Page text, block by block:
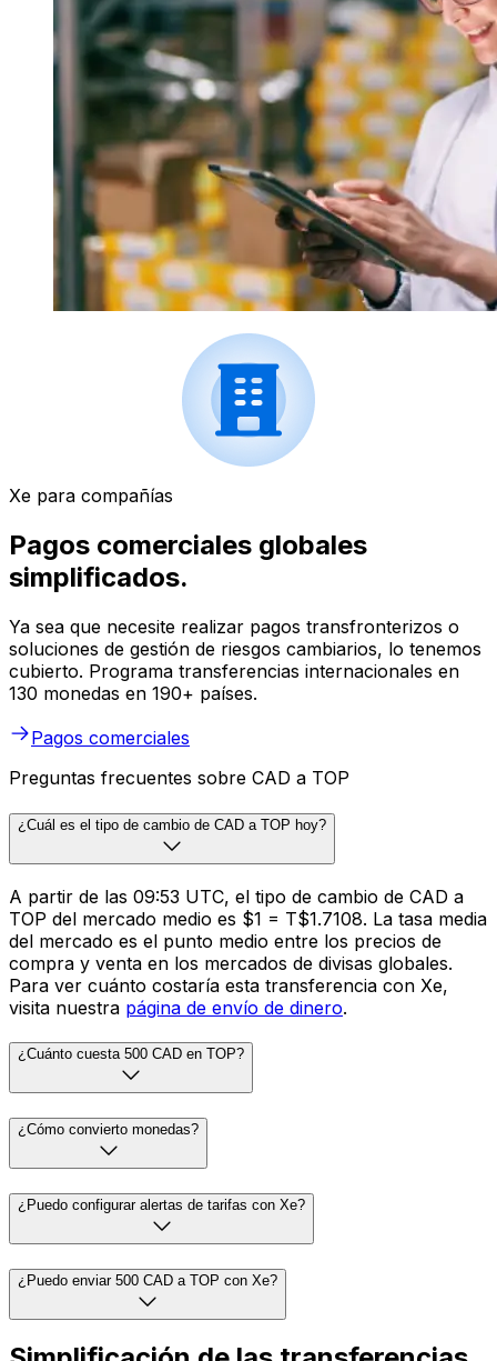
Xe para compañías
Pagos comerciales globales
simplificados.
Ya sea que necesite realizar pagos transfronterizos o
soluciones de gestión de riesgos cambiarios, lo tenemos
cubierto. Programa transferencias internacionales en
130 monedas en 190+ países.
Pagos comerciales
Preguntas frecuentes sobre CAD a TOP
¿Cuál es el tipo de cambio de CAD a TOP hoy?
A partir de las 09:53 UTC, el tipo de cambio de CAD a
TOP del mercado medio es $1 = T$1.7108. La tasa media
del mercado es el punto medio entre los precios de
compra y venta en los mercados de divisas globales.
Para ver cuánto costaría esta transferencia con Xe,
visita nuestra página de envío de dinero.
¿Cuánto cuesta 500 CAD en TOP?
¿Cómo convierto monedas?
¿Puedo configurar alertas de tarifas con Xe?
¿Puedo enviar 500 CAD a TOP con Xe?